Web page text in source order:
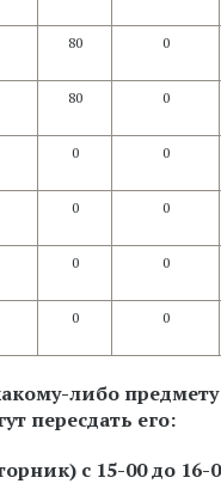
80 0
80 0
0 0
0 0
0 0
0 0
либо предмету
пересдать его:
с 15-00 до 16-